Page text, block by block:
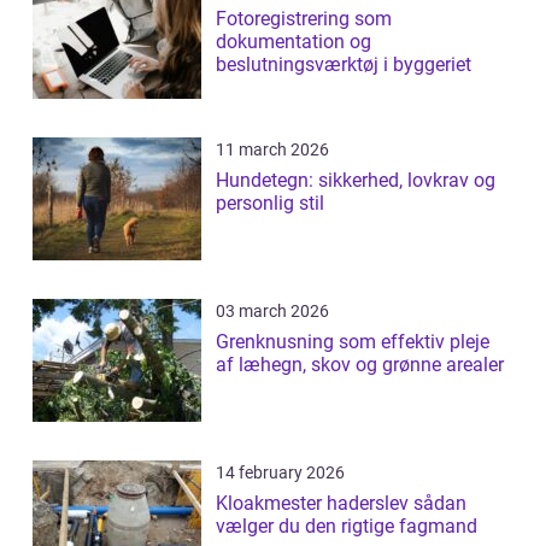
Fotoregistrering som
dokumentation og
beslutningsværktøj i byggeriet
11 march 2026
Hundetegn: sikkerhed, lovkrav og
personlig stil
03 march 2026
Grenknusning som effektiv pleje
af læhegn, skov og grønne arealer
14 february 2026
Kloakmester haderslev sådan
vælger du den rigtige fagmand